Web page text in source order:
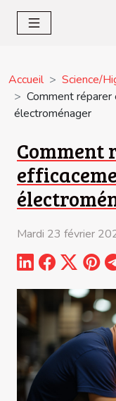
Accueil
Science/
Comment
électroménager
Comment
Mardi 23 février